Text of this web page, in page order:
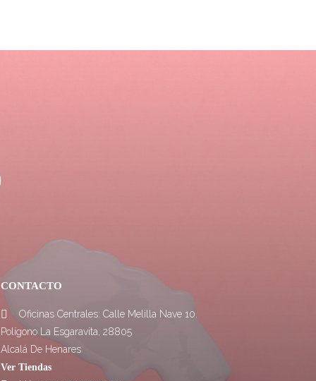
CONTACTO

Oficinas Centrales: Calle Melilla Nave 10.
Polígono La Esgaravita, 28805
Alcalá De Henares
Ver Tiendas